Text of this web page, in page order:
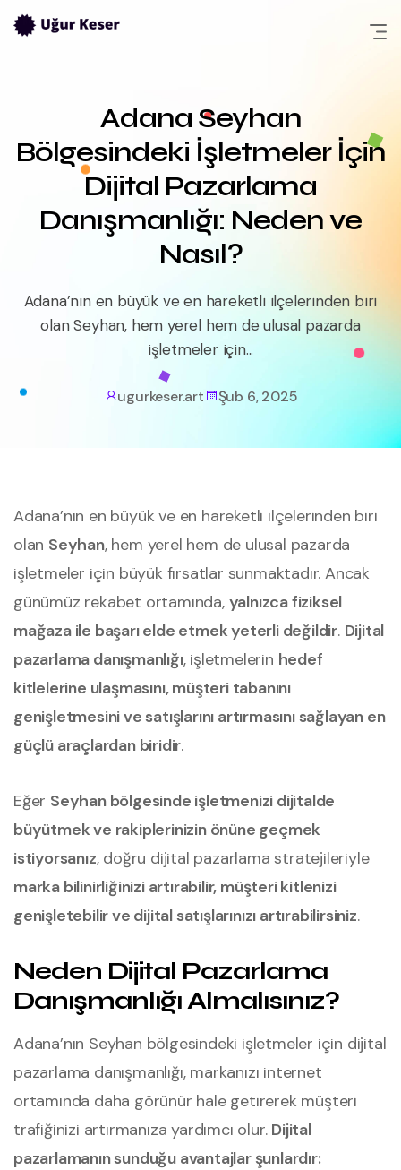
Skip
Adana Seyhan
Bölgesindeki İşletmeler İçin
Dijital Pazarlama
Danışmanlığı: Neden ve
Nasıl?
Adana’nın en büyük ve en hareketli ilçelerinden biri
olan Seyhan, hem yerel hem de ulusal pazarda
işletmeler için...
ugurkeser.art Şub 6, 2025
Adana’nın en büyük ve en hareketli ilçelerinden biri
olan Seyhan, hem yerel hem de ulusal pazarda
işletmeler için büyük fırsatlar sunmaktadır. Ancak
günümüz rekabet ortamında, yalnızca fiziksel
mağaza ile başarı elde etmek yeterli değildir. Dijital
pazarlama danışmanlığı, işletmelerin hedef
kitlelerine ulaşmasını, müşteri tabanını
genişletmesini ve satışlarını artırmasını sağlayan en
güçlü araçlardan biridir.
Eğer Seyhan bölgesinde işletmenizi dijitalde
büyütmek ve rakiplerinizin önüne geçmek
istiyorsanız, doğru dijital pazarlama stratejileriyle
marka bilinirliğinizi artırabilir, müşteri kitlenizi
genişletebilir ve dijital satışlarınızı artırabilirsiniz.
Neden Dijital Pazarlama
Danışmanlığı Almalısınız?
Adana’nın Seyhan bölgesindeki işletmeler için dijital
pazarlama danışmanlığı, markanızı internet
ortamında daha görünür hale getirerek müşteri
trafiğinizi artırmanıza yardımcı olur. Dijital
pazarlamanın sunduğu avantajlar şunlardır: